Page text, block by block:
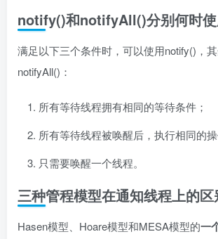
notify()和notifyAll()分别何时
满足以下三个条件时，可以使用notify()，
notifyAll()：
所有等待线程拥有相同的等待条件；
所有等待线程被唤醒后，执行相同的操
只需要唤醒一个线程。
三种管程模型在通知线程上的区
Hasen模型、Hoare模型和MESA模型的一